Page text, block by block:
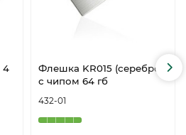
Флешка KR015 (серебро)
с чипом 64 гб
432-01